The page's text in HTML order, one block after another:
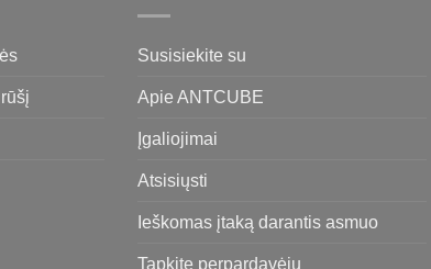
Susisiekite su
Apie ANTCUBE
Įgaliojimai
Atsisiųsti
Ieškomas įtaką darantis asmuo
Tapkite perpardavėju